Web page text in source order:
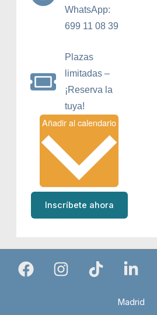
WhatsApp:
699 11 08 39
Plazas
limitadas –
¡Reserva la
tuya!
Inscríbete ahora
Madrid